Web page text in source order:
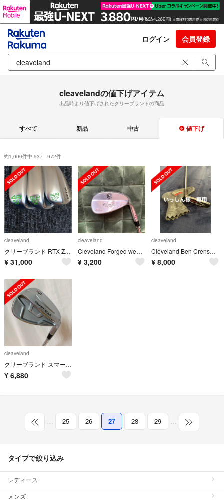
ログイン 会員登録
cleavelandの値下げアイテム
出品時より値下げされたクリーブランドの商品
すべて 新品 中古 値下げ
約1,000件中 937 - 972件
cleaveland
クリーブランド RTX ZIPCORE 48/52/58
¥ 31,000
cleaveland
Cleveland Forged wedge 52°
¥ 3,200
cleaveland
Cleveland Ben Crenshaw L字パター
¥ 8,000
cleaveland
クリーブランド スマートソール ウェッジ
¥ 6,880
… 25 26 27 28 29 …
タイプで絞り込み
レディース
メンズ